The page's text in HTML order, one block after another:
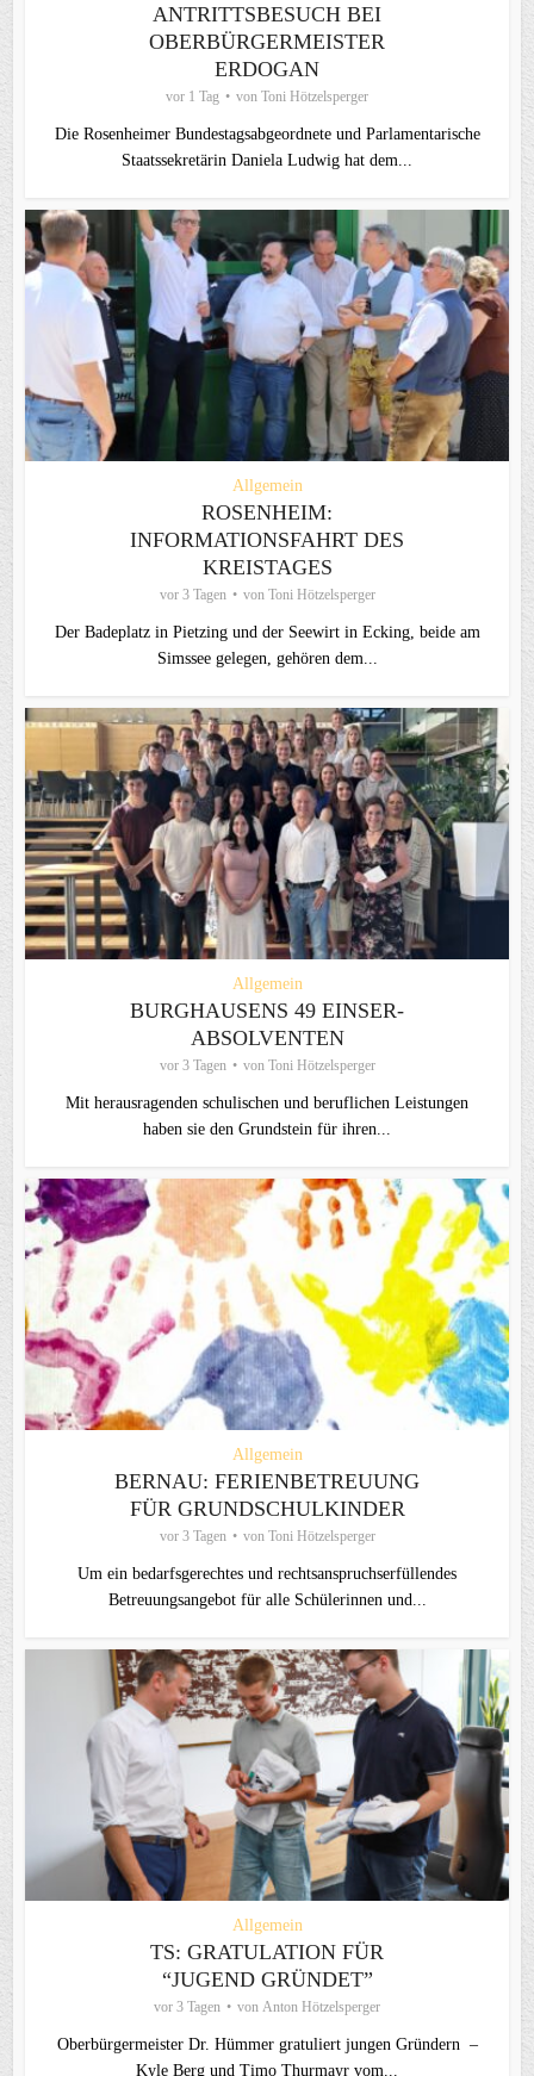
ANTRITTSBESUCH BEI
OBERBÜRGERMEISTER
ERDOGAN
vor 1 Tag von Toni Hötzelsperger
Die Rosenheimer Bundestagsabgeordnete und Parlamentarische
Staatssekretärin Daniela Ludwig hat dem...
Allgemein
ROSENHEIM:
INFORMATIONSFAHRT DES
KREISTAGES
vor 3 Tagen von Toni Hötzelsperger
Der Badeplatz in Pietzing und der Seewirt in Ecking, beide am
Simssee gelegen, gehören dem...
Allgemein
BURGHAUSENS 49 EINSER-
ABSOLVENTEN
vor 3 Tagen von Toni Hötzelsperger
Mit herausragenden schulischen und beruflichen Leistungen
haben sie den Grundstein für ihren...
Allgemein
BERNAU: FERIENBETREUUNG
FÜR GRUNDSCHULKINDER
vor 3 Tagen von Toni Hötzelsperger
Um ein bedarfsgerechtes und rechtsanspruchserfüllendes
Betreuungsangebot für alle Schülerinnen und...
Allgemein
TS: GRATULATION FÜR
“JUGEND GRÜNDET”
vor 3 Tagen von Anton Hötzelsperger
Oberbürgermeister Dr. Hümmer gratuliert jungen Gründern –
Kyle Berg und Timo Thurmayr vom...